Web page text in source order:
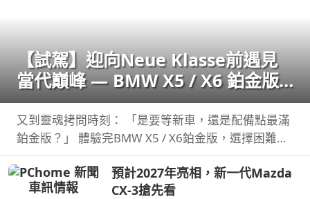
【試駕】迎向Neue Klasse前遇見
當代巔峰 — BMW X5 / X6 鉑金版
璀璨登場
又到靈魂拷問時刻： 「是要等新車，還是配備點最滿
鉑金版？」 體驗完BMW X5 / X6鉑金版，選擇困難如
我，彷彿有了理直氣壯答案。
預計2027年亮相，新一代Mazda
CX-3搶先看